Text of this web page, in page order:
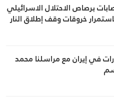
برصاص الاحتلال الاسرائيلي
خروقات وقف إطلاق النار
في إيران مع مراسلنا محمد